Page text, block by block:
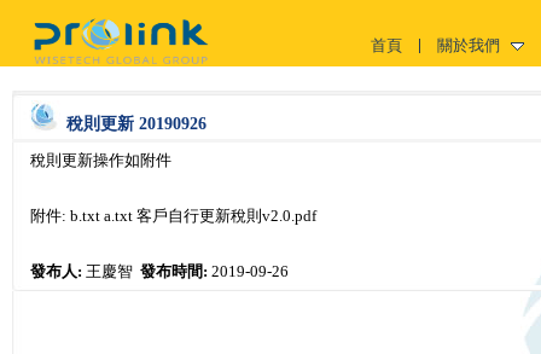
關於我們
首頁
稅則更新 20190926
稅則更新操作如附件
附件: b.txt a.txt 客戶自行更新稅則v2.0.pdf
發布人: 王慶智 發布時間: 2019-09-26